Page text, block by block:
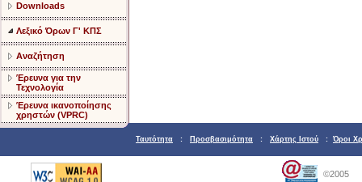
Downloads
Λεξικό Όρων Γ' ΚΠΣ
Αναζήτηση
Έρευνα για την
Τεχνολογία
Έρευνα ικανοποίησης
χρηστών (VPRC)
Ταυτότητα : Προσβασιμότητα : Χάρτης Ιστού : Όροι
©2005